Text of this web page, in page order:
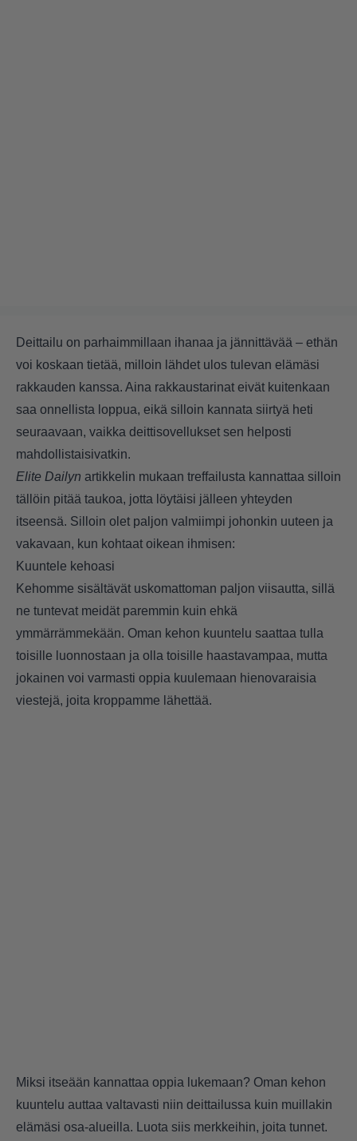
Deittailu on parhaimmillaan ihanaa ja jännittävää – ethän
voi koskaan tietää, milloin lähdet ulos tulevan elämäsi
rakkauden kanssa. Aina rakkaustarinat eivät kuitenkaan
saa onnellista loppua, eikä silloin kannata siirtyä heti
seuraavaan, vaikka deittisovellukset sen helposti
mahdollistaisivatkin.
Elite Dailyn artikkelin mukaan treffailusta kannattaa silloin
tällöin pitää taukoa, jotta löytäisi jälleen yhteyden
itseensä. Silloin olet paljon valmiimpi johonkin uuteen ja
vakavaan, kun kohtaat oikean ihmisen:
Kuuntele kehoasi
Kehomme sisältävät uskomattoman paljon viisautta, sillä
ne tuntevat meidät paremmin kuin ehkä
ymmärrämmekään. Oman kehon kuuntelu saattaa tulla
toisille luonnostaan ja olla toisille haastavampaa, mutta
jokainen voi varmasti oppia kuulemaan hienovaraisia
viestejä, joita kroppamme lähettää.
Miksi itseään kannattaa oppia lukemaan? Oman kehon
kuuntelu auttaa valtavasti niin deittailussa kuin muillakin
elämäsi osa-alueilla. Luota siis merkkeihin, joita tunnet.